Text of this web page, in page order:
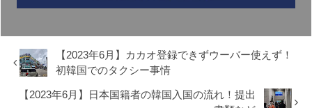
【2023年6月】カカオ登録できずウーバー使えず！
初韓国でのタクシー事情
【2023年6月】日本国籍者の韓国入国の流れ！提出